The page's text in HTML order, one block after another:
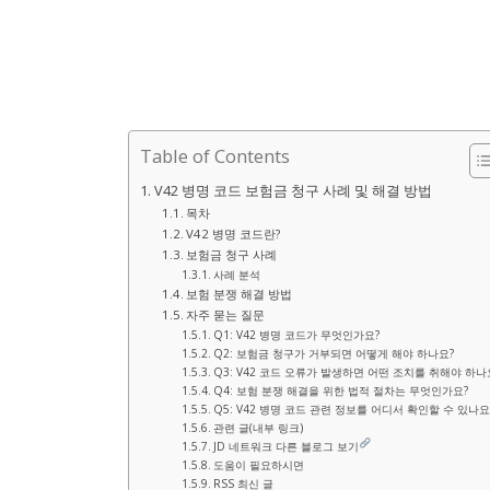
Table of Contents
V42 병명 코드 보험금 청구 사례 및 해결 방법
목차
V42 병명 코드란?
보험금 청구 사례
사례 분석
보험 분쟁 해결 방법
자주 묻는 질문
Q1: V42 병명 코드가 무엇인가요?
Q2: 보험금 청구가 거부되면 어떻게 해야 하나요?
Q3: V42 코드 오류가 발생하면 어떤 조치를 취해야 하나
Q4: 보험 분쟁 해결을 위한 법적 절차는 무엇인가요?
Q5: V42 병명 코드 관련 정보를 어디서 확인할 수 있나
관련 글(내부 링크)
JD 네트워크 다른 블로그 보기
도움이 필요하시면
RSS 최신 글